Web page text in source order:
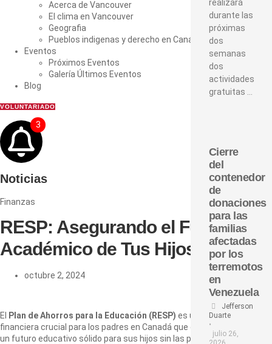
Acerca de Vancouver
El clima en Vancouver
Geografia
Pueblos indigenas y derecho en Canadá
Eventos
Próximos Eventos
Galería Últimos Eventos
Blog
VOLUNTARIADO
3
realizará
durante las
próximas
dos
semanas
dos
actividades
gratuitas …
Cierre
del
contenedor
de
donaciones
para las
familias
afectadas
por los
terremotos
en
Venezuela
Jefferson
Duarte
•
julio 26,
Noticias
Finanzas
RESP: Asegurando el Futuro
Académico de Tus Hijos
octubre 2, 2024
El Plan de Ahorros para la Educación (RESP) es una herramienta
financiera crucial para los padres en Canadá que desean garantizar
un futuro educativo sólido para sus hijos sin las preocupaciones